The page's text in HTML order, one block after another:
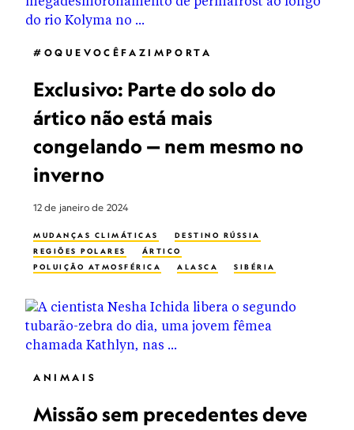
#OQUEVOCÊFAZIMPORTA
Exclusivo: Parte do solo do
ártico não está mais
congelando — nem mesmo no
inverno
12 de janeiro de 2024
MUDANÇAS CLIMÁTICAS
DESTINO RÚSSIA
REGIÕES POLARES
ÁRTICO
POLUIÇÃO ATMOSFÉRICA
ALASCA SIBÉRIA
ANIMAIS
Missão sem precedentes deve